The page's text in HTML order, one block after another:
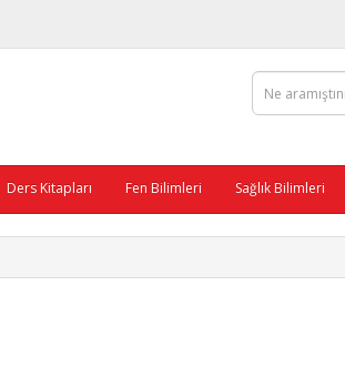
Ders Kitapları Fen Bilimleri Sağlık Bilimleri